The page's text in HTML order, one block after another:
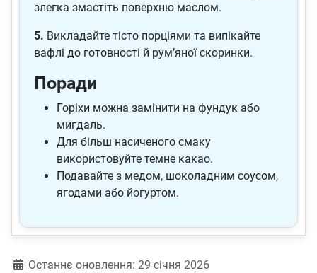
злегка змастіть поверхню маслом.
5. Викладайте тісто порціями та випікайте
вафлі до готовності й рум’яної скоринки.
Поради
Горіхи можна замінити на фундук або
мигдаль.
Для більш насиченого смаку
використовуйте темне какао.
Подавайте з медом, шоколадним соусом,
ягодами або йогуртом.
ДеталіОстаннє оновлення: 29 січня 2026